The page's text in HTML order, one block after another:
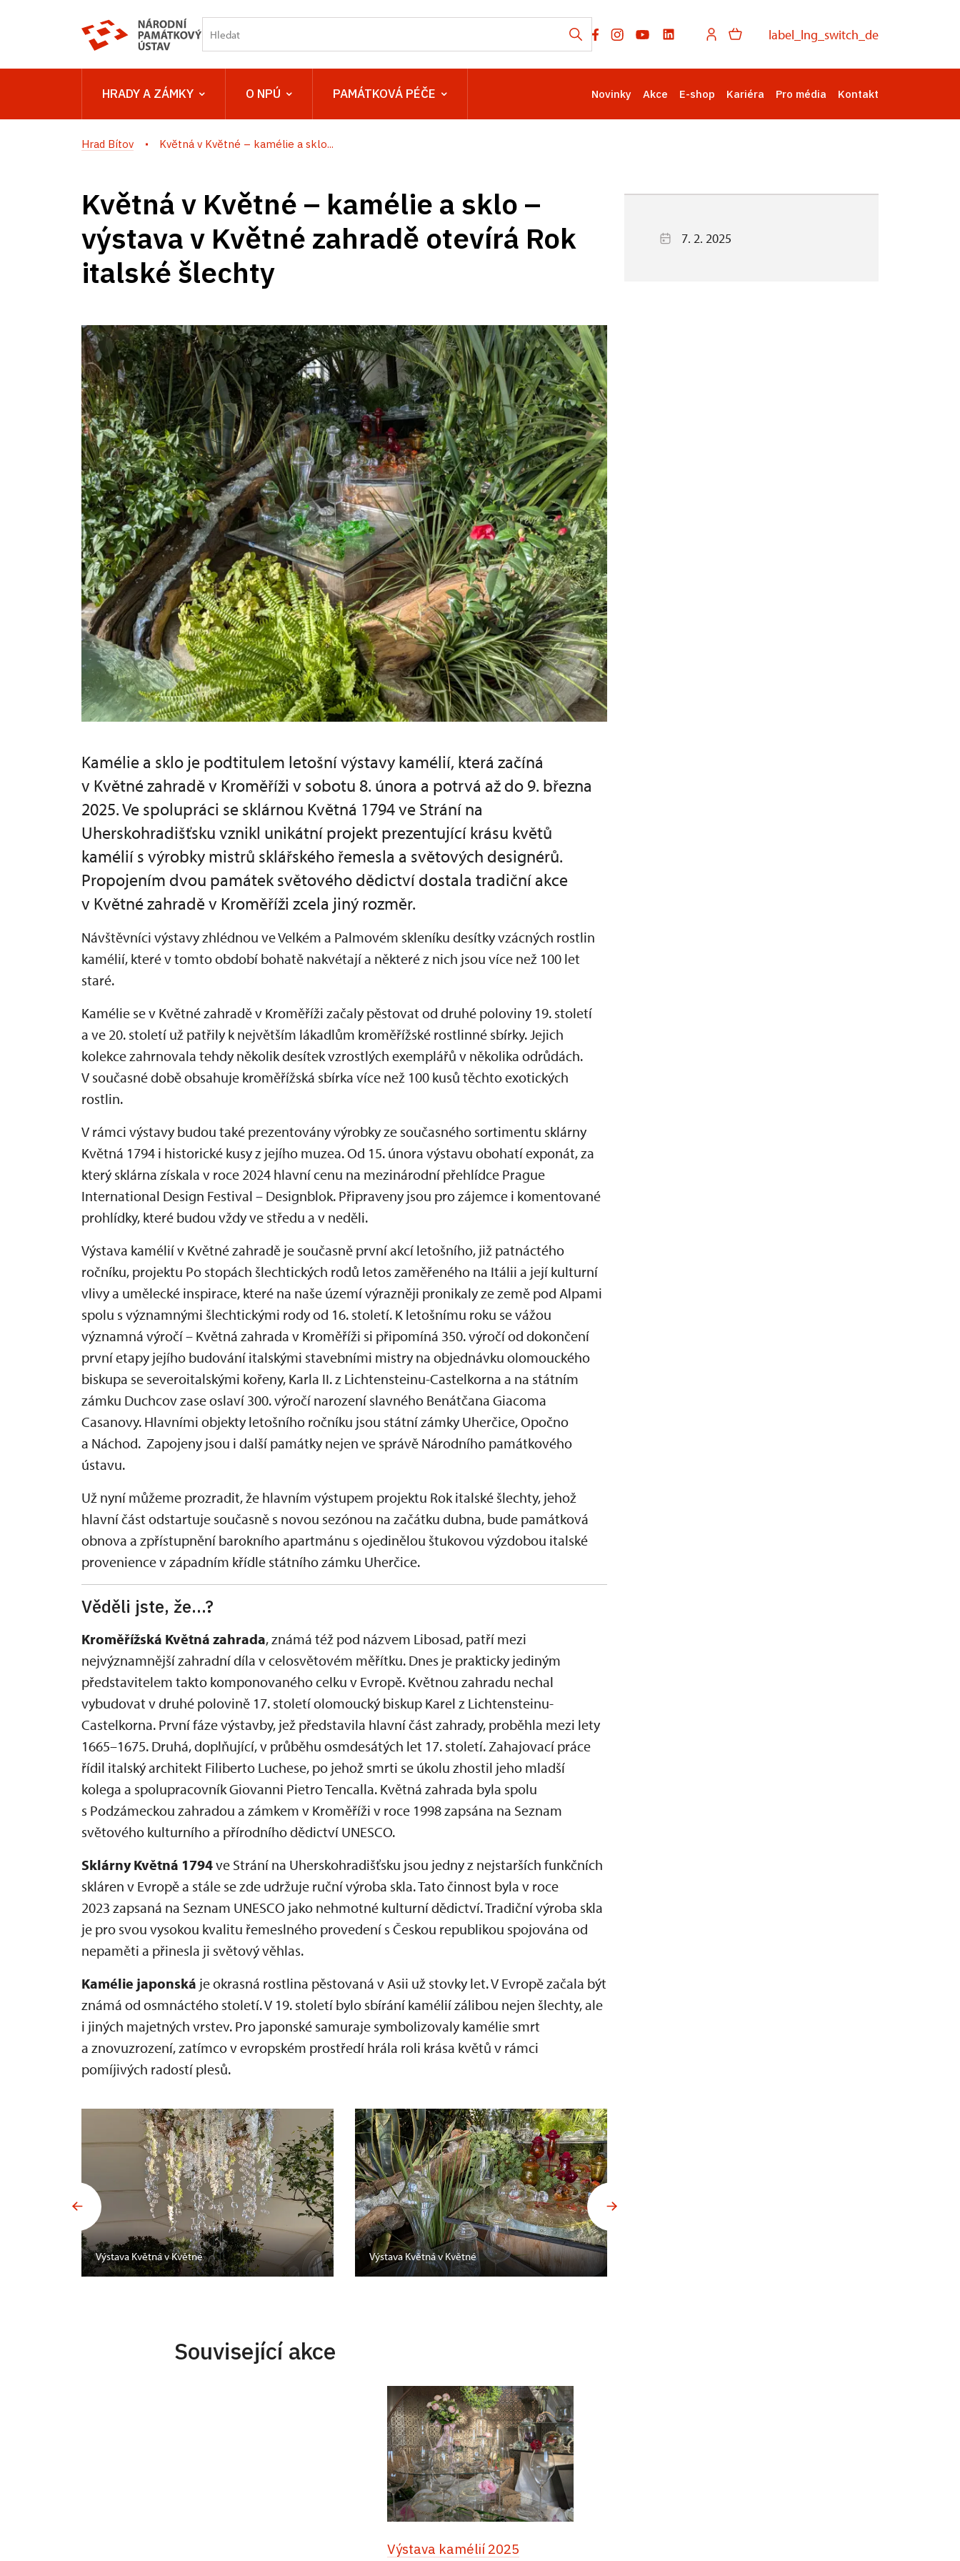
label_lng_switch_de
HRADY A ZÁMKY O NPÚ PAMÁTKOVÁ PÉČE Novinky Akce E-shop Kariéra Pro média Kontakt
Hrad Bítov Květná v Květné – kamélie a sklo...
Květná v Květné – kamélie a sklo –
výstava v Květné zahradě otevírá Rok
italské šlechty
Kamélie a sklo je podtitulem letošní výstavy kamélií, která začíná
v Květné zahradě v Kroměříži v sobotu 8. února a potrvá až do 9. března
2025. Ve spolupráci se sklárnou Květná 1794 ve Strání na
Uherskohradišťsku vznikl unikátní projekt prezentující krásu květů
kamélií s výrobky mistrů sklářského řemesla a světových designérů.
Propojením dvou památek světového dědictví dostala tradiční akce
v Květné zahradě v Kroměříži zcela jiný rozměr.
Návštěvníci výstavy zhlédnou ve Velkém a Palmovém skleníku desítky vzácných rostlin
kamélií, které v tomto období bohatě nakvétají a některé z nich jsou více než 100 let
staré.
Kamélie se v Květné zahradě v Kroměříži začaly pěstovat od druhé poloviny 19. století
a ve 20. století už patřily k největším lákadlům kroměřížské rostlinné sbírky. Jejich
kolekce zahrnovala tehdy několik desítek vzrostlých exemplářů v několika odrůdách.
V současné době obsahuje kroměřížská sbírka více než 100 kusů těchto exotických
rostlin.
V rámci výstavy budou také prezentovány výrobky ze současného sortimentu sklárny
Květná 1794 i historické kusy z jejího muzea. Od 15. února výstavu obohatí exponát, za
který sklárna získala v roce 2024 hlavní cenu na mezinárodní přehlídce Prague
International Design Festival – Designblok. Připraveny jsou pro zájemce i komentované
prohlídky, které budou vždy ve středu a v neděli.
Výstava kamélií v Květné zahradě je současně první akcí letošního, již patnáctého
ročníku, projektu Po stopách šlechtických rodů letos zaměřeného na Itálii a její kulturní
vlivy a umělecké inspirace, které na naše území výrazněji pronikaly ze země pod Alpami
spolu s významnými šlechtickými rody od 16. století. K letošnímu roku se vážou
významná výročí – Květná zahrada v Kroměříži si připomíná 350. výročí od dokončení
první etapy jejího budování italskými stavebními mistry na objednávku olomouckého
biskupa se severoitalskými kořeny, Karla II. z Lichtensteinu-Castelkorna a na státním
zámku Duchcov zase oslaví 300. výročí narození slavného Benátčana Giacoma
Casanovy. Hlavními objekty letošního ročníku jsou státní zámky Uherčice, Opočno
a Náchod. Zapojeny jsou i další památky nejen ve správě Národního památkového
ústavu.
Už nyní můžeme prozradit, že hlavním výstupem projektu Rok italské šlechty, jehož
hlavní část odstartuje současně s novou sezónou na začátku dubna, bude památková
obnova a zpřístupnění barokního apartmánu s ojedinělou štukovou výzdobou italské
provenience v západním křídle státního zámku Uherčice.
Věděli jste, že...?
Kroměřížská Květná zahrada, známá též pod názvem Libosad, patří mezi
nejvýznamnější zahradní díla v celosvětovém měřítku. Dnes je prakticky jediným
představitelem takto komponovaného celku v Evropě. Květnou zahradu nechal
vybudovat v druhé polovině 17. století olomoucký biskup Karel z Lichtensteinu-
Castelkorna. První fáze výstavby, jež představila hlavní část zahrady, proběhla mezi lety
1665–1675. Druhá, doplňující, v průběhu osmdesátých let 17. století. Zahajovací práce
řídil italský architekt Filiberto Luchese, po jehož smrti se úkolu zhostil jeho mladší
kolega a spolupracovník Giovanni Pietro Tencalla. Květná zahrada byla spolu
s Podzámeckou zahradou a zámkem v Kroměříži v roce 1998 zapsána na Seznam
světového kulturního a přírodního dědictví UNESCO.
Sklárny Květná 1794ve Strání na Uherskohradišťsku jsou jedny z nejstarších funkčních
skláren v Evropě a stále se zde udržuje ruční výroba skla. Tato činnost byla v roce
2023 zapsaná na Seznam UNESCO jako nehmotné kulturní dědictví. Tradiční výroba skla
je pro svou vysokou kvalitu řemeslného provedení s Českou republikou spojována od
nepaměti a přinesla ji světový věhlas.
Kamélie japonská je okrasná rostlina pěstovaná v Asii už stovky let. V Evropě začala být
známá od osmnáctého století. V 19. století bylo sbírání kamélií zálibou nejen šlechty, ale
i jiných majetných vrstev. Pro japonské samuraje symbolizovaly kamélie smrt
a znovuzrození, zatímco v evropském prostředí hrála roli krása květů v rámci
pomíjivých radostí plesů.
Výstava Květná v Květné Výstava Květná v Květné
7. 2. 2025
Související akce
Výstava kamélií 2025